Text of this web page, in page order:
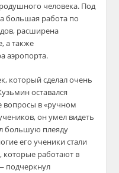
человека. Под
большая работа по
расширена
а также
аэропорта.
который сделал очень
оставался
в «ручном
он умел видеть
большую плеяду
его ученики стали
работают в
подчеркнул